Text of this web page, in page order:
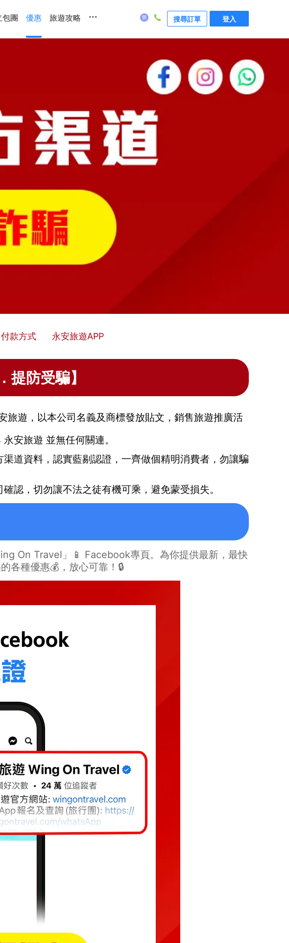
包團 優惠 旅遊攻略 ... 搜尋訂單 登入
付款方式 永安旅遊APP
提防受騙】
旅遊 ，以本公司名義及商標發放貼文，銷售旅遊推廣活
永安旅遊 並無任何關連。
道資料，認實藍剔認證，一齊做個精明消費者，勿讓騙
認，切勿讓不法之徒有機可乘，避免蒙受損失。
On Travel」📱 Facebook專頁。為你提供最新，最快
各種優惠💰，放心可靠！🔒